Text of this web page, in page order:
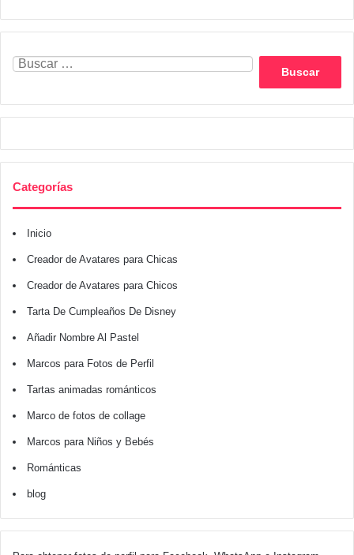
Categorías
Inicio
Creador de Avatares para Chicas
Creador de Avatares para Chicos
Tarta De Cumpleaños De Disney
Añadir Nombre Al Pastel
Marcos para Fotos de Perfil
Tartas animadas románticos
Marco de fotos de collage
Marcos para Niños y Bebés
Románticas
blog